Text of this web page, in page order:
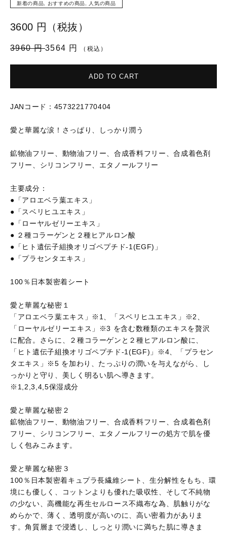
新着の商品, おすすめの商品, 人気の商品
3600 円（税抜）
通
3960 円3564 円 （税込）
ADD TO CART
JANコード：4573221770404
愛と華麗な涙！さっぱり、しっかり潤う
鉱物油フリー、動物油フリー、合成香料フリー、合成着色剤
フリー、シリコンフリー、エタノールフリー
主要成分：
●「アロエベラ葉エキス」
●「スベリヒユエキス」
●「ローヤルゼリーエキス」
● ２種コラーゲンと２種ヒアルロン酸
●「ヒト遺伝子組換オリゴペプチド-1(EGF)」
●「プラセンタエキス」
100％日本製密着シート
愛と華麗な秘密１
「アロエベラ葉エキス」※1、「スベリヒユエキス」※2、
「ローヤルゼリーエキス」※3 を含む数種類のエキスを贅沢
に配合。さらに、２種コラーゲンと２種ヒアルロン酸に、
「ヒト遺伝子組換オリゴペプチド-1(EGF)」※4、「プラセン
タエキス」※5 を加わり、たっぷりの潤いを与えながら、し
っかりと守り、美しく明るい肌へ導きます。
※1,2,3,4,5保湿成分
愛と華麗な秘密２
鉱物油フリー、動物油フリー、合成香料フリー、合成着色剤
フリー、シリコンフリー、エタノールフリーの処方で肌を優
しく包みこみます。
愛と華麗な秘密３
100％日本製密着キュプラ長繊維シート、生分解性をもち、環
境にも優しく、コットンよりも優れた吸収性、そして不純物
の少ない、高機能な再生セルロース不織布な為、肌触りがな
めらかで、薄く、透明度が高いのに、高い密着力がありま
す。角質層まで浸透し、しっとり潤いに満ちた肌に導きま